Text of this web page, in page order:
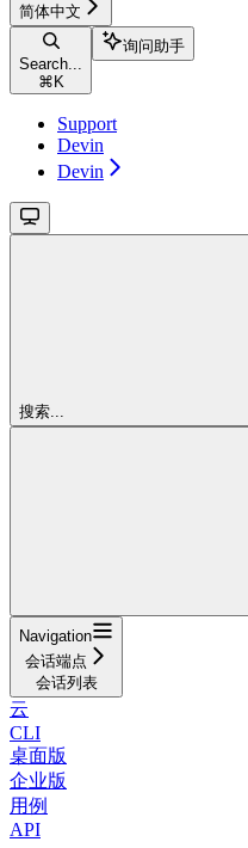
简体中文
Search...
⌘ K
询问助手
Support
Devin
Devin
搜索...
Navigation
会话端点
会话列表
云
CLI
桌面版
企业版
用例
API